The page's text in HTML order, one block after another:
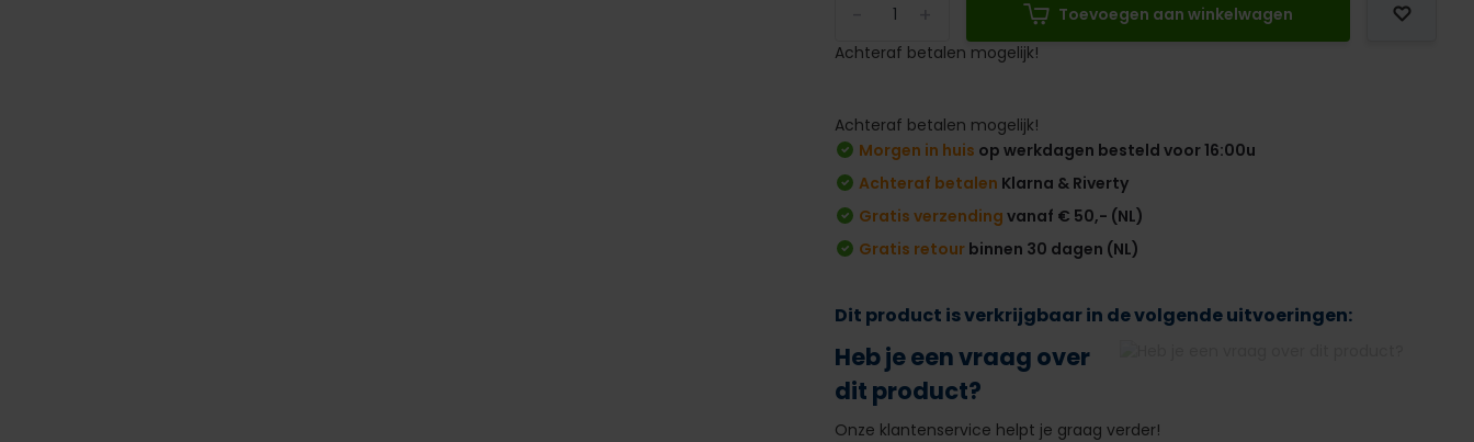
Toevoegen aan winkelwagen
Achteraf betalen mogelijk!
Achteraf betalen mogelijk!
Morgen in huis op werkdagen besteld voor 16:00u
Achteraf betalen Klarna & Riverty
Gratis verzending vanaf € 50,- (NL)
Gratis retour binnen 30 dagen (NL)
Dit product is verkrijgbaar in de volgende uitvoeringen:
Heb je een vraag over
dit product?
Onze klantenservice helpt je graag verder!